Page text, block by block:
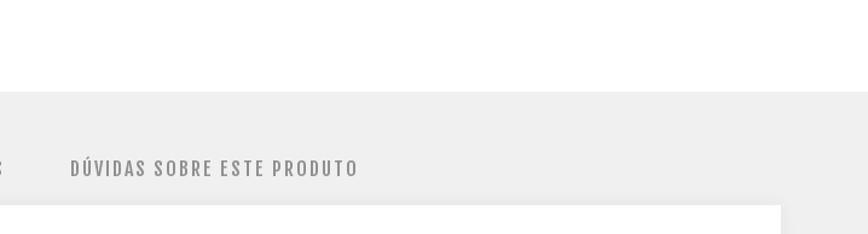
DÚVIDAS SOBRE ESTE PRODUTO